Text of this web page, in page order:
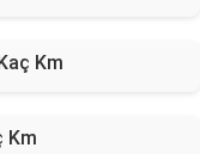
Km
Km